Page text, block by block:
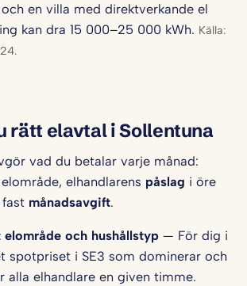
en villa med direktverkande el
kan dra 15 000–25 000 kWh. Källa:
rätt elavtal i Sollentuna
vad du betalar varje månad:
elhandlarens påslag i öre
månadsavgift.
och hushålls­typ — För dig i
spotpriset i SE3 som dominerar och
alla elhandlare en given timme.